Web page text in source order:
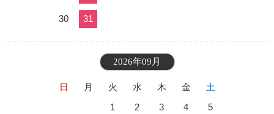
30 31
2026年09月
日 月 火 水 木 金
土
1
2 3 4 5